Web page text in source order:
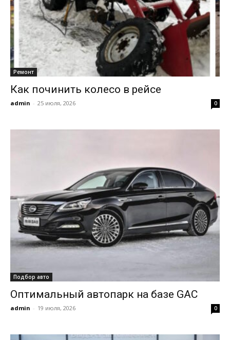
Ремонт
Как починить колесо в рейсе
admin - 25 июля, 2026 0
Подбор авто
Оптимальный автопарк на базе GAC
admin - 19 июля, 2026 0